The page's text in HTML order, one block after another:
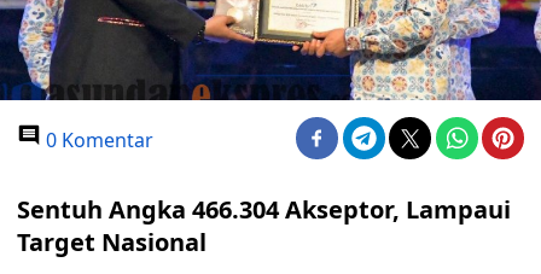
0 Komentar
Sentuh Angka 466.304 Akseptor, Lampaui
Target Nasional